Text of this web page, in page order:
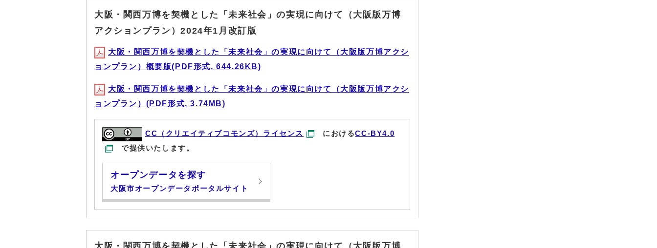
大阪・関西万博を契機とした「未来社会」の実現に向けて（大阪版万博
アクションプラン）2024年1月改訂版
大阪・関西万博を契機とした「未来社会」の実現に向けて（大阪版万博アクシ
ョンプラン）概要版(PDF形式, 644.26KB)
大阪・関西万博を契機とした「未来社会」の実現に向けて（大阪版万博アクシ
ョンプラン）(PDF形式, 3.74MB)
CC（クリエイティブコモンズ）ライセンス におけるCC-BY4.0
で提供いたします。
オープンデータを探す
大阪市オープンデータポータルサイト
大阪・関西万博を契機とした「未来社会」の実現に向けて（大阪版万博